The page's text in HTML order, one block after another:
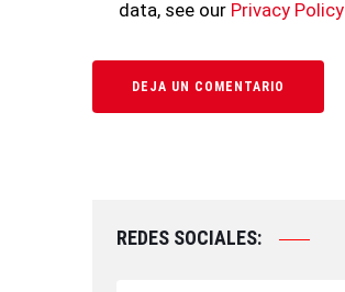
data, see our Privacy Policy
REDES SOCIALES: